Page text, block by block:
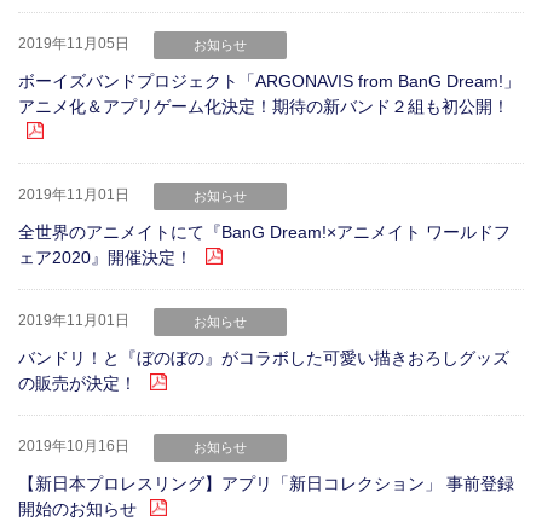
2019年11月05日 お知らせ
ボーイズバンドプロジェクト「ARGONAVIS from BanG Dream!」
アニメ化＆アプリゲーム化決定！期待の新バンド２組も初公開！
2019年11月01日 お知らせ
全世界のアニメイトにて『BanG Dream!×アニメイト ワールドフ
ェア2020』開催決定！
2019年11月01日 お知らせ
バンドリ！と『ぼのぼの』がコラボした可愛い描きおろしグッズ
の販売が決定！
2019年10月16日 お知らせ
【新日本プロレスリング】アプリ「新日コレクション」 事前登録
開始のお知らせ